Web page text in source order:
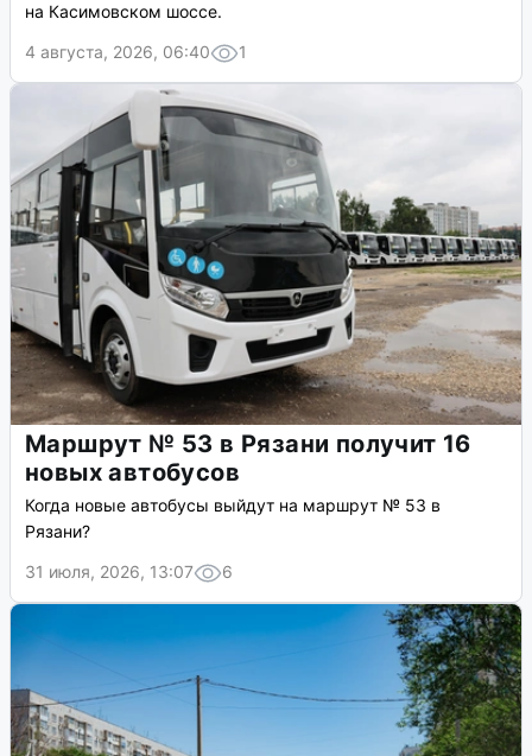
на Касимовском шоссе.
4 августа, 2026, 06:40
1
Маршрут № 53 в Рязани получит 16
новых автобусов
Когда новые автобусы выйдут на маршрут № 53 в
Рязани?
31 июля, 2026, 13:07
6